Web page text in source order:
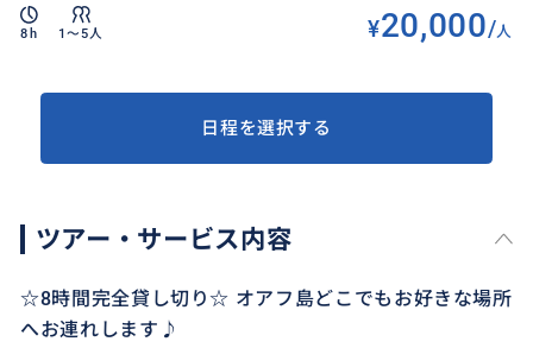
8h 1〜5人 ¥20,000/人
日程を選択する
ツアー・サービス内容
☆8時間完全貸し切り☆ オアフ島どこでもお好きな場所
へお連れします♪